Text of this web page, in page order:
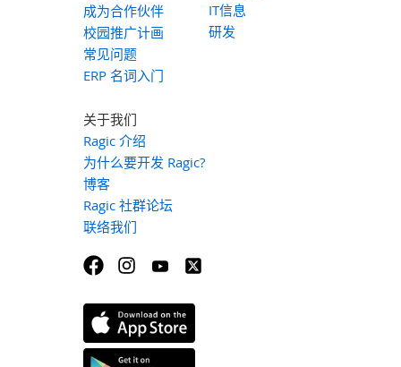
成为合作伙伴
校园推广计画
常见问题
ERP 名词入门
IT信息
研发
关于我们
Ragic 介绍
为什么要开发 Ragic?
博客
Ragic 社群论坛
联络我们